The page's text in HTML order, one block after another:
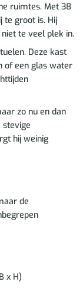
ruimtes. Met 38
te groot is. Hij
te veel plek in.
Deze kast
of een glas water
zo nu en dan
stevige
hij weinig
de
x H)